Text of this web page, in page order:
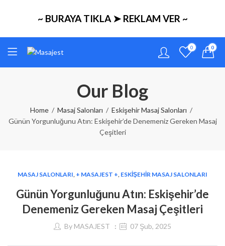
~ BURAYA TIKLA ➤ REKLAM VER ~
0 0
Our Blog
Home Masaj Salonları
Eskişehir Masaj Salonları
Günün Yorgunluğunu Atın: Eskişehir’de Denemeniz Gereken Masaj
Çeşitleri
MASAJ SALONLARI, + MASAJEST +, ESKIŞEHIR MASAJ SALONLARI
Günün Yorgunluğunu Atın: Eskişehir’de
Denemeniz Gereken Masaj Çeşitleri
By MASAJEST 07 Şub, 2025